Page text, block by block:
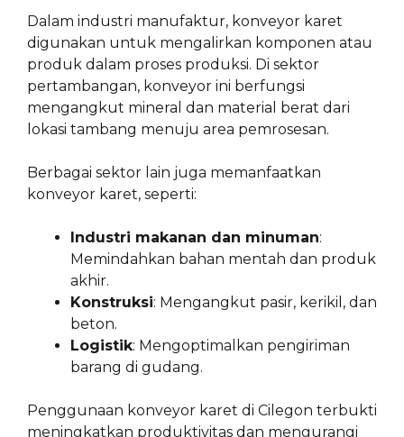
Dalam industri manufaktur, konveyor karet
digunakan untuk mengalirkan komponen atau
produk dalam proses produksi. Di sektor
pertambangan, konveyor ini berfungsi
mengangkut mineral dan material berat dari
lokasi tambang menuju area pemrosesan.
Berbagai sektor lain juga memanfaatkan
konveyor karet, seperti:
Industri makanan dan minuman:
Memindahkan bahan mentah dan produk
akhir.
Konstruksi: Mengangkut pasir, kerikil, dan
beton.
Logistik: Mengoptimalkan pengiriman
barang di gudang.
Penggunaan konveyor karet di Cilegon terbukti
meningkatkan produktivitas dan mengurangi